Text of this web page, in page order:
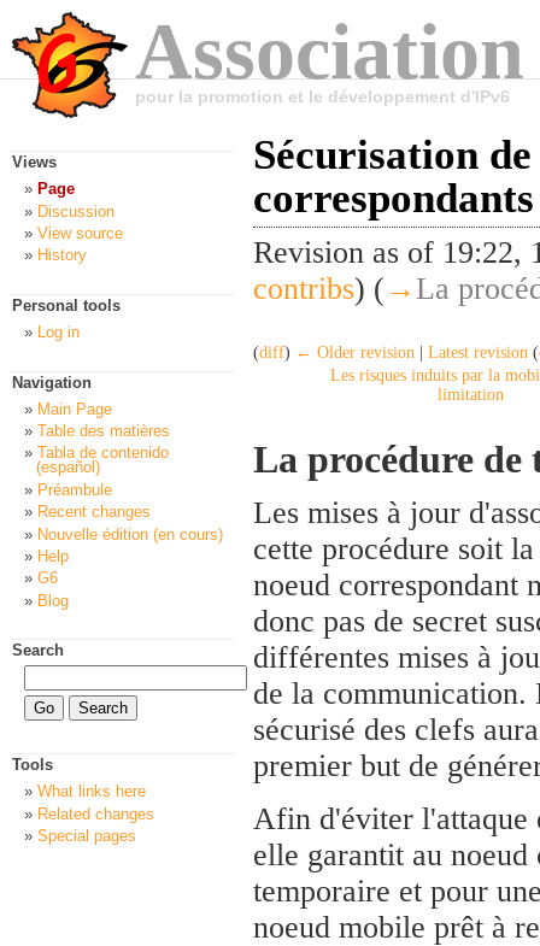
pour la promotion et le développement d'IPv6
Sécurisation
correspondants
Revision as of
contribs) ( → La
(diff) ← Older revision Latest revision (
Les risques induits par la
limitation
La procédure de
Les mises à jour
cette procédure soit
noeud correspondant
donc pas de secret
différentes mises à
de la communication.
sécurisé des clefs
premier but de
Afin d'éviter l'attaque
elle garantit au noeud
temporaire et pour
noeud mobile prêt à
Views
Page
Discussion
View source
History
Personal tools
Log in
Navigation
Main Page
Table des matières
Tabla de contenido
(español)
Préambule
Recent changes
Nouvelle édition (en cours)
Help
G6
Blog
Search
Tools
What links here
Related changes
Special pages